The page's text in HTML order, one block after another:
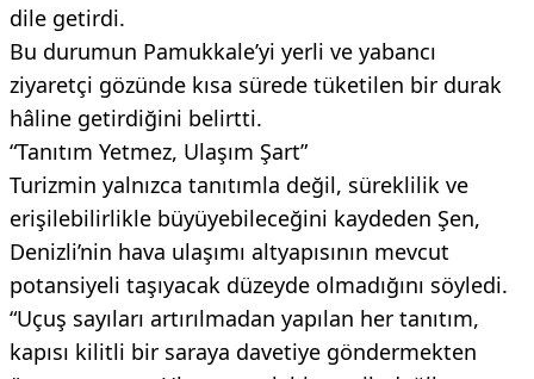
dile getirdi.
Bu durumun Pamukkale’yi yerli ve yabancı
ziyaretçi gözünde kısa sürede tüketilen bir durak
hâline getirdiğini belirtti.
“Tanıtım Yetmez, Ulaşım Şart”
Turizmin yalnızca tanıtımla değil, süreklilik ve
erişilebilirlikle büyüyebileceğini kaydeden Şen,
Denizli’nin hava ulaşımı altyapısının mevcut
potansiyeli taşıyacak düzeyde olmadığını söyledi.
“Uçuş sayıları artırılmadan yapılan her tanıtım,
kapısı kilitli bir saraya davetiye göndermekten